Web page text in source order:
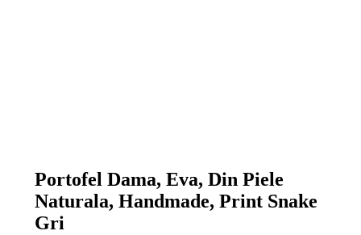
Portofel Dama, Eva, Din Piele
Naturala, Handmade, Print Snake
Gri